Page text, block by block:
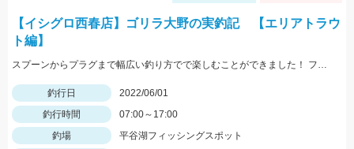
【イシグロ西春店】ゴリラ大野の実釣記 【エリアトラウ
ト編】
スプーンからプラグまで幅広い釣り方でで楽しむことができました！ ファミリーでも楽しめる管理釣り場にぜひ！
釣行日
2022/06/01
釣行時間
07:00～17:00
釣場
平谷湖フィッシングスポット